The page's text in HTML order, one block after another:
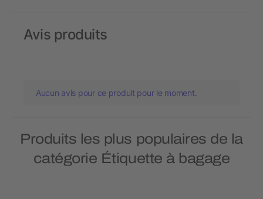
Avis produits
Aucun avis pour ce produit pour le moment.
Produits les plus populaires de la
catégorie Étiquette à bagage